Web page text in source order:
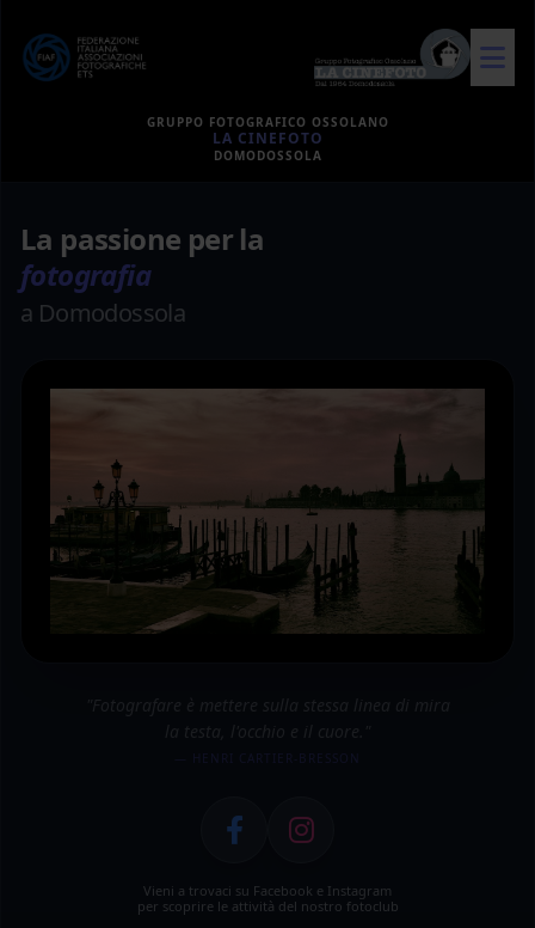
GRUPPO FOTOGRAFICO OSSOLANO
LA CINEFOTO
DOMODOSSOLA
La passione per la
fotografia
a Domodossola
"Fotografare è mettere sulla stessa linea di mira
— HENRI CARTIER-BRESSON
Vieni a trovaci su Facebook e Instagram
per scoprire le attività del nostro fotoclub